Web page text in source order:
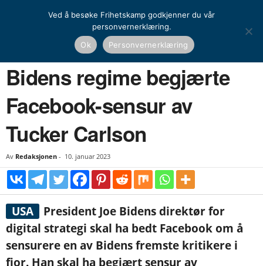
Bidens regime begjærte Facebook-sensur av Tucker Carlson
Bidens regime begjærte
Facebook-sensur av
Tucker Carlson
Av Redaksjonen - 10. januar 2023
USA
President Joe Bidens direktør for
digital strategi skal ha bedt Facebook om å
sensurere en av Bidens fremste kritikere i
fjor. Han skal ha begjært sensur av
Ved å besøke Frihetskamp godkjenner du vår
personvernerklæring.
Ok
Personvernerklæring